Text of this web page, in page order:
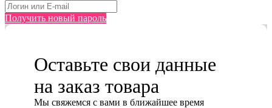
Получить новый пароль
Оставьте свои данные
на заказ товара
Мы cвяжемся с вами в ближайшее время